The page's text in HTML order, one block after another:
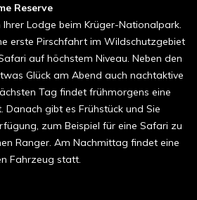
Reserve
Lodge beim Krüger-Natio­nalpark.
erste Pirschfahrt im Wildschutzgebiet
auf höchstem Niveau. Neben den
Glück am Abend auch nachtaktive
Tag findet frühmor­gens eine
gibt es Frühstück und Sie
zum Beispiel für eine Safari zu
Ranger. Am Nachmittag findet eine
Fahrzeug statt.